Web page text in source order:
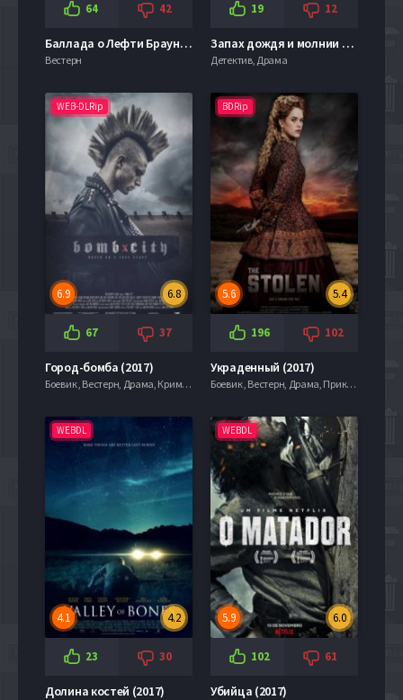
64 42
Баллада о Лефти Брауне (2017)
Вестерн
19 12
Запах дождя и молнии (2017)
Детектив, Драма
WEB-DLRip
6.8
6.9
67 37
Город-бомба (2017)
Боевик , Вестерн, Драма, Криминал, Триллер
BDRip
5.4
5.6
196 102
Украденный (2017)
Боевик , Вестерн, Драма, Приключения, Триллер
WEBDL
4.2
4.1
23 30
Долина костей (2017)
WEBDL
6.0
5.9
102 61
Убийца (2017)